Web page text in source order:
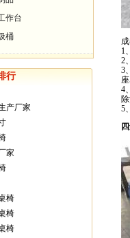
作台
桶
行
产厂家
家
椅
椅
椅
1
2
3
4
5